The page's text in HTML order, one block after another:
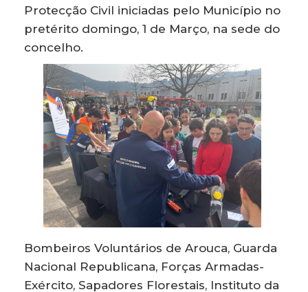
Protecção Civil iniciadas pelo Município no
pretérito domingo, 1 de Março, na sede do
concelho.
Bombeiros Voluntários de Arouca, Guarda
Nacional Republicana, Forças Armadas-
Exército, Sapadores Florestais, Instituto da